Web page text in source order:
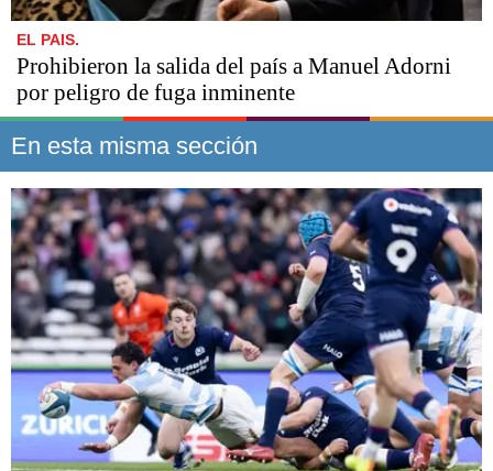
EL PAIS.
Prohibieron la salida del país a Manuel Adorni
por peligro de fuga inminente
En esta misma sección